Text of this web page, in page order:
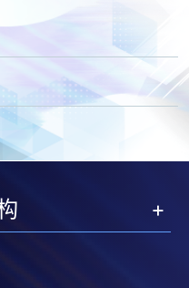
支票、报名表格及有关
名中心，信封上请注明
失误而遗失的支票及个
业进修学院